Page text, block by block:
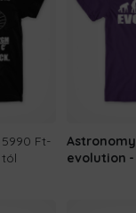
5990 Ft-
tól
Astronomy
evolution